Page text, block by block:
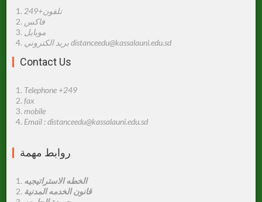
تلفون+249
فاكس
موبايل
بريد الكتروني distanceedu@kassalauni.edu.sd
Contact Us
Telephone +249
fax
mobile
Email : distanceedu@kassalauni.edu.sd
روابط مهمة
الخطه الاستراتيجيه
قانون الخدمه المدنية